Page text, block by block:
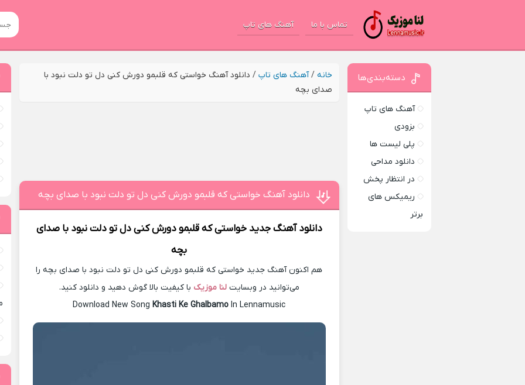
تماس با ما آهنگ های تاپ
خانه /آهنگ های تاپ / دانلود آهنگ خواستی که قلبمو دورش کنی دل تو دلت نبود با
صدای بچه
دانلود آهنگ خواستی که قلبمو دورش کنی دل تو دلت نبود با صدای بچه
دانلود آهنگ جدید خواستی که قلبمو دورش کنی دل تو دلت نبود با صدای
بچه
هم اکنون آهنگ جدید خواستی که قلبمو دورش کنی دل تو دلت نبود با صدای بچه را
می‌توانید در وبسایتلنا موزیک با کیفیت بالا گوش دهید و دانلود کنید.
Download New SongKhasti Ke Ghalbamo In Lennamusic
دسته‌بندی‌ها
آهنگ های تاپ
بزودی
پلی لیست ها
دانلود مداحی
در انتظار پخش
ریمیکس های
برتر